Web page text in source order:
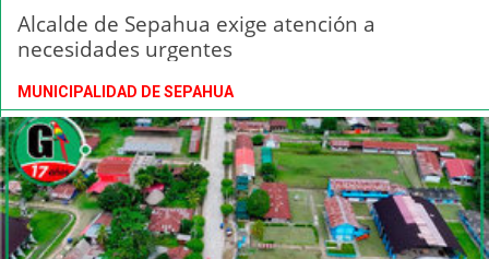
Alcalde de Sepahua exige atención a
necesidades urgentes
MUNICIPALIDAD DE SEPAHUA